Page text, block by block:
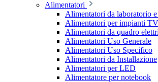
Alimentatori
Alimentatori da laboratorio
Alimentatori per impianti TV
Alimentatori da quadro
Alimentatori Uso Generale
Alimentatori Uso Specifico
Alimentatori da Installazione
Alimentatori per LED
Alimentatore per notebook